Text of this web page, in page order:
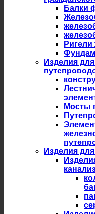
Балки
Изделия
Мосты
Изделия